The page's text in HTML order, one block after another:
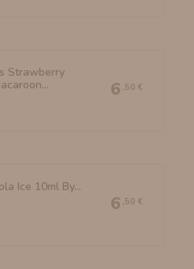
Strawberry
6 ,50 €
Ice 10ml By...
6 ,50 €